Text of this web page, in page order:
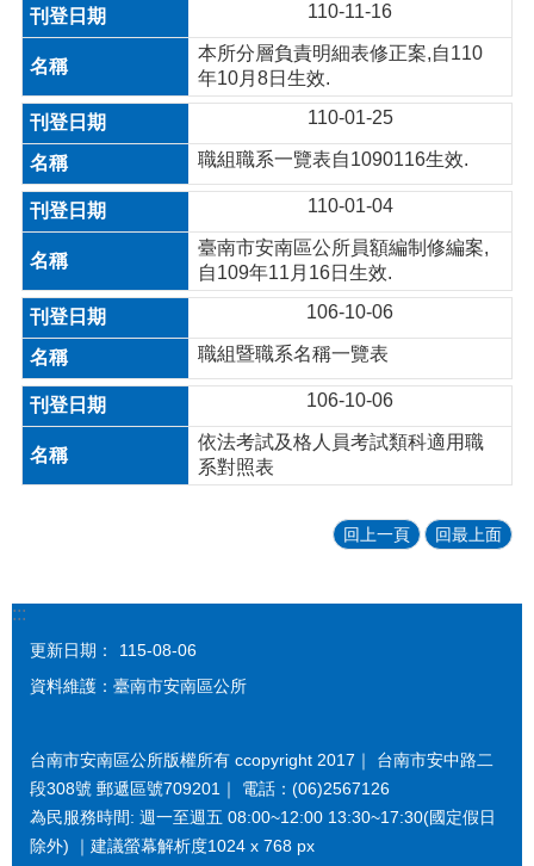
110-11-16
本所分層負責明細表修正案,自110
年10月8日生效.
110-01-25
職組職系一覽表自1090116生效.
110-01-04
臺南市安南區公所員額編制修編案,
自109年11月16日生效.
106-10-06
職組暨職系名稱一覽表
106-10-06
依法考試及格人員考試類科適用職
系對照表
回上一頁 回最上面
:::
更新日期：
115-08-06
資料維護：臺南市安南區公所
台南市安南區公所版權所有 ccopyright 2017｜ 台南市安中路二
段308號 郵遞區號709201｜ 電話：(06)2567126
為民服務時間: 週一至週五 08:00~12:00 13:30~17:30(國定假日
除外) ｜建議螢幕解析度1024 x 768 px